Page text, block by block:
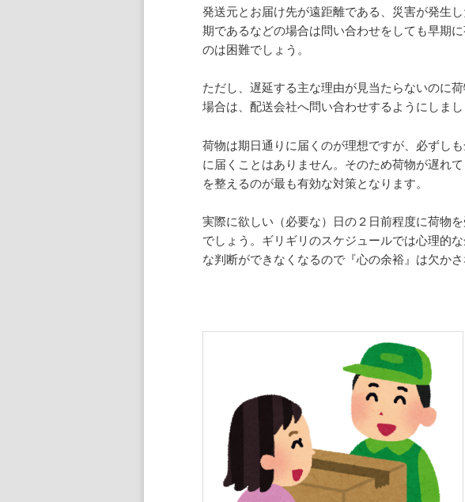
発送元とお届け先が遠距離である、災害が発生
期であるなどの場合は問い合わせをしても早期
のは困難でしょう。
ただし、遅延する主な理由が見当たらないのに
場合は、配送会社へ問い合わせするようにしまし
荷物は期日通りに届くのが理想ですが、必ずし
に届くことはありません。そのため荷物が遅れ
を整えるのが最も有効な対策となります。
実際に欲しい（必要な）日の２日前程度に荷物
でしょう。ギリギリのスケジュールでは心理的
な判断ができなくなるので『心の余裕』は欠かさ